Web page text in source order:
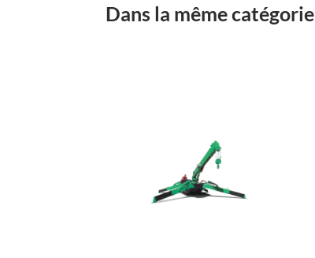
Dans la même catégorie